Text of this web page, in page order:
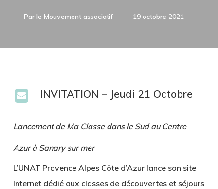
Par le Mouvement associatif 19 octobre 2021
INVITATION – Jeudi 21 Octobre
Lancement de Ma Classe dans le Sud au Centre
Azur à Sanary sur mer
L’UNAT Provence Alpes Côte d’Azur lance son site
Internet dédié aux classes de découvertes et séjours